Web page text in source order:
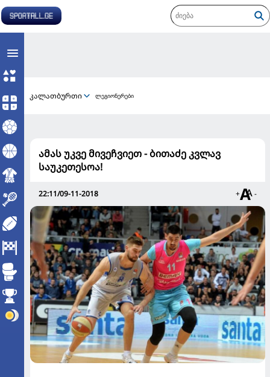
კალათბურთი ლეგიონერები
ამას უკვე მივეჩვიეთ - ბითაძე კვლავ
საუკეთესოა!
22:11/09-11-2018 + -